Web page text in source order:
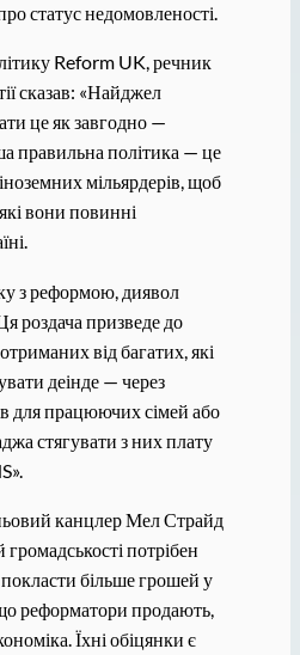
статус недомовленості.
Reform UK, речник
сказав: «Найджел
це як завгодно —
правильна політика — це
мільярдерів, щоб
вони повинні
з реформою, диявол
роздача призведе до
від багатих, які
деінде — через
для працюючих сімей або
стягувати з них плату
канцлер Мел Страйд
громадськості потрібен
більше грошей у
реформатори продають,
Їхні обіцянки є